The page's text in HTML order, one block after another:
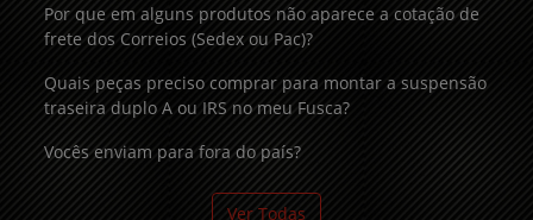
Por que em alguns produtos não aparece a cotação de
frete dos Correios (Sedex ou Pac)?
Quais peças preciso comprar para montar a suspensão
traseira duplo A ou IRS no meu Fusca?
Vocês enviam para fora do país?
Ver Todas